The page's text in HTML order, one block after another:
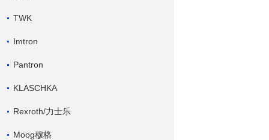
TWK
Imtron
Pantron
KLASCHKA
Rexroth/力士乐
Moog穆格